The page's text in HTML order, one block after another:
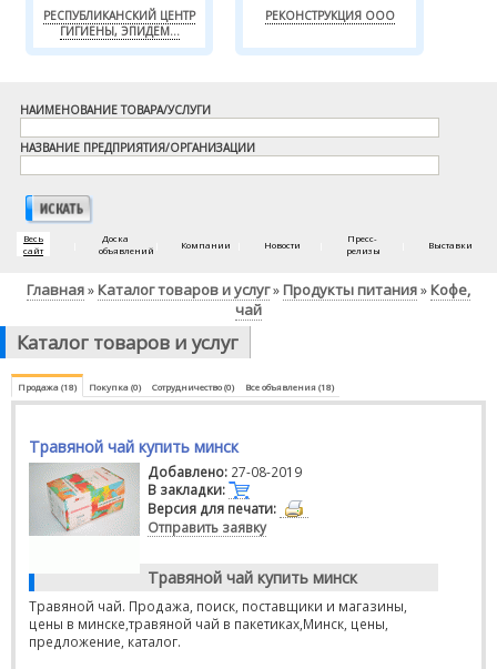
РЕСПУБЛИКАНСКИЙ ЦЕНТР
ГИГИЕНЫ, ЭПИДЕМ...
РЕКОНСТРУКЦИЯ ООО
НАИМЕНОВАНИЕ ТОВАРА/УСЛУГИ
НАЗВАНИЕ ПРЕДПРИЯТИЯ/ОРГАНИЗАЦИИ
Весь
сайт
Доска
объявлений
Компании Новости
Пресс-
релизы
Выставки
Главная» Каталог товаров и услуг» Продукты питания» Кофе,
чай
Каталог товаров и услуг
Продажа (18) Покупка (0) Сотрудничество (0) Все объявления (18)
Травяной чай купить минск
Добавлено: 27-08-2019
В закладки:
Версия для печати:
Отправить заявку
Травяной чай купить минск
Травяной чай. Продажа, поиск, поставщики и магазины,
цены в минске,травяной чай в пакетиках,Минск, цены,
предложение, каталог.